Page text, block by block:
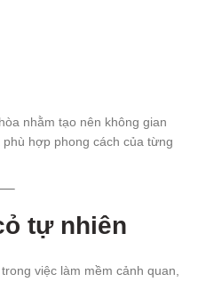
nhằm tạo nên không gian
hợp phong cách của từng
tự nhiên
việc làm mềm cảnh quan,